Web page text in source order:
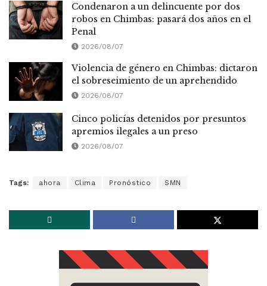
Condenaron a un delincuente por dos
robos en Chimbas: pasará dos años en el
Penal
2026/08/07
Violencia de género en Chimbas: dictaron
el sobreseimiento de un aprehendido
2026/08/07
Cinco policías detenidos por presuntos
apremios ilegales a un preso
2026/08/07
Tags: ahora Clima Pronóstico SMN